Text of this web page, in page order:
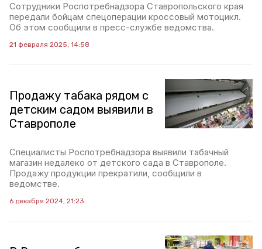
Сотрудники Роспотребнадзора Ставропольского края
передали бойцам спецоперации кроссовый мотоцикл.
Об этом сообщили в пресс-службе ведомства.
21 февраля 2025, 14:58
Продажу табака рядом с
детским садом выявили в
Ставрополе
Специалисты Роспотребнадзора выявили табачный
магазин недалеко от детского сада в Ставрополе.
Продажу продукции прекратили, сообщили в
ведомстве.
6 декабря 2024, 21:23